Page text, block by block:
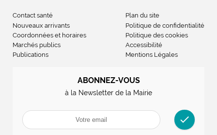
Contact santé
Nouveaux arrivants
Coordonnées et horaires
Marchés publics
Publications
Plan du site
Politique de confidentialité
Politique des cookies
Accessibilité
Mentions Légales
ABONNEZ-VOUS
à la Newsletter de la Mairie
check